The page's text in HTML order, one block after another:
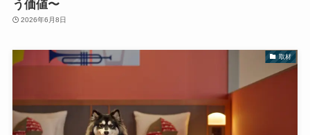
う価値〜
2026年6月8日
取材